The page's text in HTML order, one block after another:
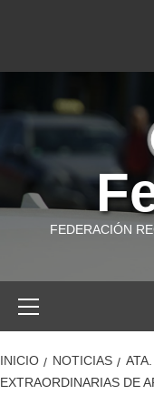
FEDERACIÓN
INICIO NOTICIAS
EXTRAORDINARIAS DE